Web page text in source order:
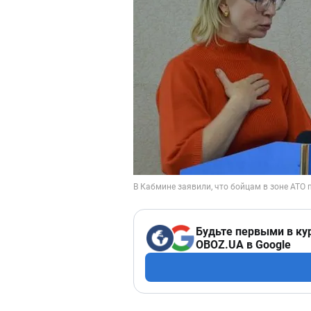
Будьте первыми в
OBOZ.UA в Google